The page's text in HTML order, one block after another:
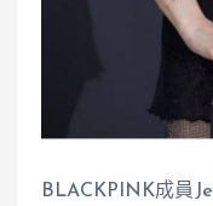
BLACKPINK成員